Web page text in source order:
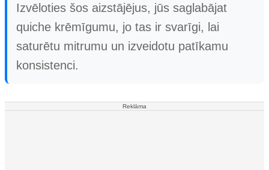
Izvēloties šos aizstājējus, jūs saglabājat
quiche krēmīgumu, jo tas ir svarīgi, lai
saturētu mitrumu un izveidotu patīkamu
konsistenci.
Reklāma